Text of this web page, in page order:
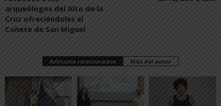
arqueólogos del Alto de la
Cruz ofreciéndoles el
Cohete de San Miguel
Artículos relacionados Más del autor